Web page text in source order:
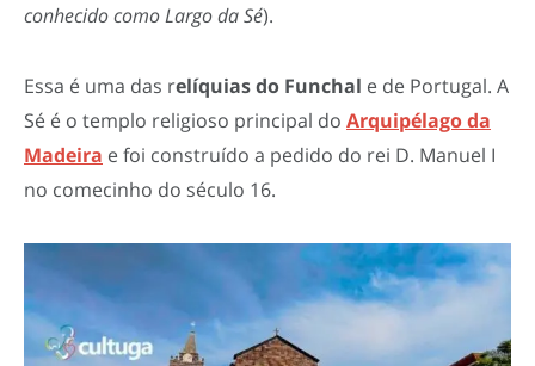
conhecido como Largo da Sé).
Essa é uma das relíquias do Funchal e de Portugal. A
Sé é o templo religioso principal do Arquipélago da
Madeira e foi construído a pedido do rei D. Manuel I
no comecinho do século 16.